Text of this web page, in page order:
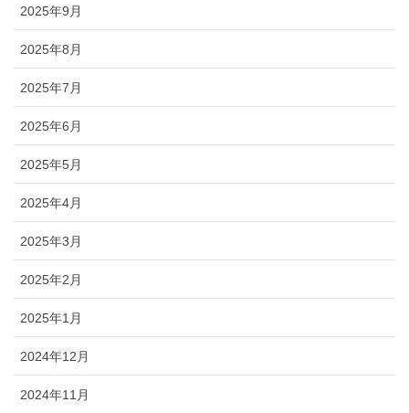
2025年9月
2025年8月
2025年7月
2025年6月
2025年5月
2025年4月
2025年3月
2025年2月
2025年1月
2024年12月
2024年11月